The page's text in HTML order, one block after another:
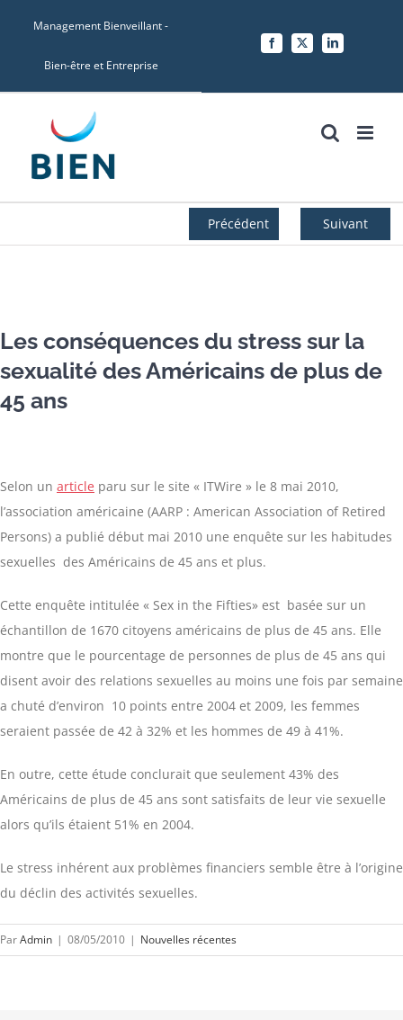
Management Bienveillant -
Bien-être et Entreprise
Facebook
X LinkedIn
Précédent Suivant
l'image
Les conséquences du stress sur la
sexualité des Américains de plus de
45 ans
Selon un article paru sur le site « ITWire » le 8 mai 2010,
l’association américaine (AARP : American Association of Retired
Persons) a publié début mai 2010 une enquête sur les habitudes
sexuelles des Américains de 45 ans et plus.
Cette enquête intitulée « Sex in the Fifties» est basée sur un
échantillon de 1670 citoyens américains de plus de 45 ans. Elle
montre que le pourcentage de personnes de plus de 45 ans qui
disent avoir des relations sexuelles au moins une fois par semaine
a chuté d’environ 10 points entre 2004 et 2009, les femmes
seraient passée de 42 à 32% et les hommes de 49 à 41%.
En outre, cette étude conclurait que seulement 43% des
Américains de plus de 45 ans sont satisfaits de leur vie sexuelle
alors qu’ils étaient 51% en 2004.
Le stress inhérent aux problèmes financiers semble être à l’origine
du déclin des activités sexuelles.
ParAdmin | 08/05/2010 | Nouvelles récentes